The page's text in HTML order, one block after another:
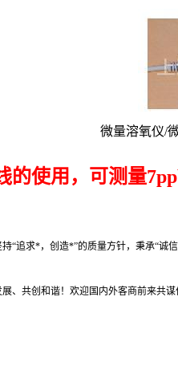
微量溶氧仪/
的使用，可测量
“追求*，创造*”的质量方针，秉承“诚
、共创和谐！欢迎国内外客商前来共谋